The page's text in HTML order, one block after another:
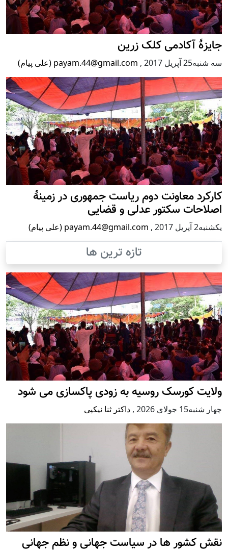
جایزۀ آکادمی کلک زرین
سه شنبه25 آپریل 2017 , payam.44@gmail.com (علی پیام)
کارکرد معاونت دوم ریاست جمهوری در زمینۀ
اصلاحات سکتور عدلی و قضایی
يكشنبه2 آپریل 2017 , payam.44@gmail.com (علی پیام)
تازه ترین ها
ولایت کورسک روسیه به زودی پاکسازی می شود
چهار شنبه15 جولای 2026 , داکتر ثنا نیکپی
نقش کشور ها در سیاست جهانی و نظم جهانی